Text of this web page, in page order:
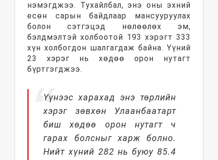
нэмэгджээ. Тухайлбал, энэ оны эхний
есөн сарын байдлаар мансууруулах
болон сэтгэцэд нөлөөлөх эм,
бэлдмэлтэй холбоотой 193 хэрэгт 333
хүн холбогдон шалгагдаж байна. Үүний
23 хэрэг нь хөдөө орон нутагт
бүртгэгджээ.
Үүнээс харахад энэ төрлийн
хэрэг зөвхөн Улаанбаатарт
биш хөдөө орон нутагт ч
гарах болсныг харж болно.
Нийт хүний 282 нь буюу 85.4